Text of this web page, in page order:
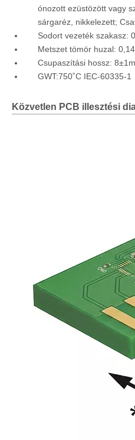
ónozott ezüstözött vagy
sárgaréz, nikkelezett;
Sodort vezeték szakasz:
Metszet tömör huzal:
Csupaszítási hossz:
GWT:750˚C IEC-60335-1
Közvetlen PCB illesztési